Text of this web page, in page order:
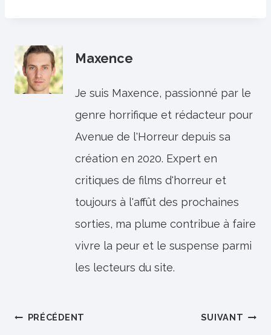
Maxence
Je suis Maxence, passionné par le
genre horrifique et rédacteur pour
Avenue de l'Horreur depuis sa
création en 2020. Expert en
critiques de films d'horreur et
toujours à l'affût des prochaines
sorties, ma plume contribue à faire
vivre la peur et le suspense parmi
les lecteurs du site.
Navigation
PRÉCÉDENT SUIVANT